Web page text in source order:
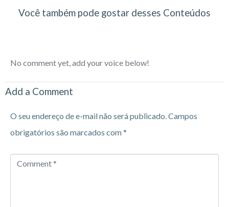
Você também pode gostar desses Conteúdos
No comment yet, add your voice below!
Add a Comment
O seu endereço de e-mail não será publicado.Campos
obrigatórios são marcados com*
Comment